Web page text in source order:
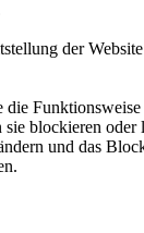
der
die
blockieren oder
und das